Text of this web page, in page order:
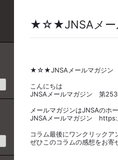
★☆★JNSAメ
★☆★JNSAメールマガジ
こんにちは
JNSAメールマガジン 第
メールマガジンはJNSAのホ
JNSAメールマガジン
コラム最後にワンクリックア
ぜひこのコラムの感想をお寄